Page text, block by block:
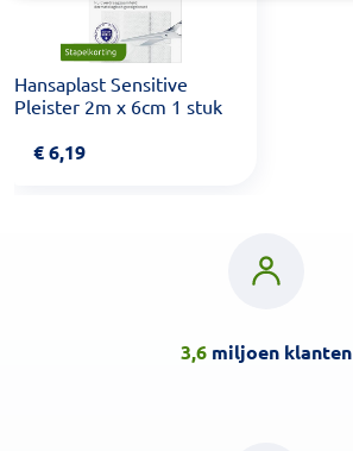
Hansaplast Sensitive
Pleister 2m x 6cm 1 stuk
€6,19
3,6miljoen klanten